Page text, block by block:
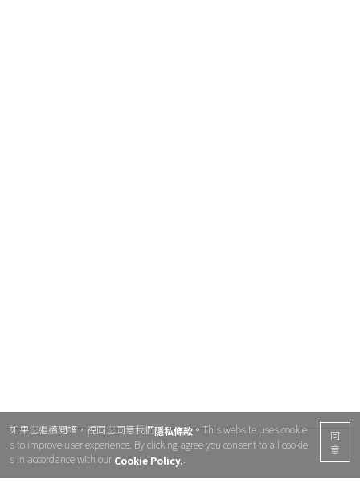
同
意
如果您繼續閱讀，視同您同意我們隱私條款 。This website uses cookie
s to improve user experience. By clicking agree you consent to all cookie
s in accordance with our Cookie Policy.